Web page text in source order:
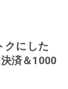
クにした
済＆1000